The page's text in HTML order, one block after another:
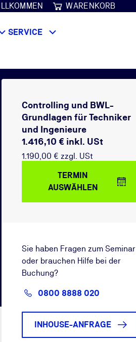
WARENKORB
SERVICE
Controlling und BWL-
Grundlagen für Techniker
und Ingenieure
1.416,10 € inkl. USt
1.190,00 € zzgl. USt
TERMIN
AUSWÄHLEN
Sie haben Fragen zum Seminar
oder brauchen Hilfe bei der
Buchung?
0800 8888 020
INHOUSE-ANFRAGE